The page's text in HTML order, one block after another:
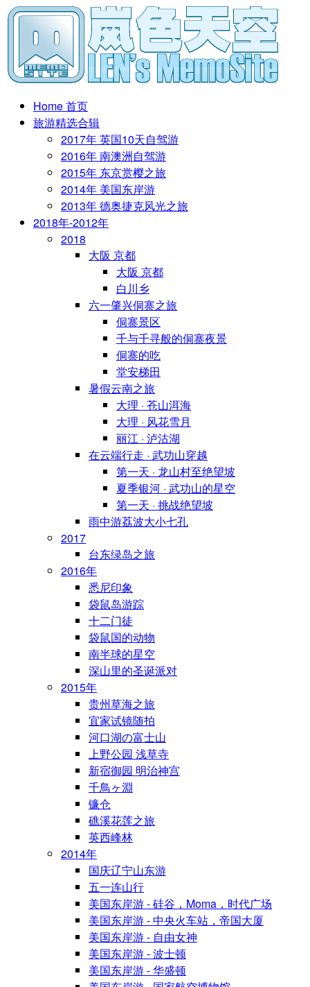
Home 首页
旅游精选合辑
2017年 英国10天自驾游
2016年 南澳洲自驾游
2015年 东京赏樱之旅
2014年 美国东岸游
2013年 德奥捷克风光之旅
2018年-2012年
2018
大阪 京都
大阪 京都
白川乡
六一肇兴侗寨之旅
侗寨景区
千与千寻般的侗寨夜景
侗寨的吃
堂安梯田
暑假云南之旅
大理 · 苍山洱海
大理 · 风花雪月
丽江 · 泸沽湖
在云端行走 · 武功山穿越
第一天 · 龙山村至绝望坡
夏季银河 · 武功山的星空
第一天 · 挑战绝望坡
雨中游荔波大小七孔
2017
台东绿岛之旅
2016年
悉尼印象
袋鼠岛游踪
十二门徒
袋鼠国的动物
南半球的星空
深山里的圣诞派对
2015年
贵州草海之旅
宜家试镜随拍
河口湖の富士山
上野公园 浅草寺
新宿御园 明治神宫
千鳥ヶ淵
镰仓
礁溪花莲之旅
英西峰林
2014年
国庆辽宁山东游
五一连山行
美国东岸游 - 硅谷，Moma，时代广场
美国东岸游 - 中央火车站，帝国大厦
美国东岸游 - 自由女神
美国东岸游 - 波士顿
美国东岸游 - 华盛顿